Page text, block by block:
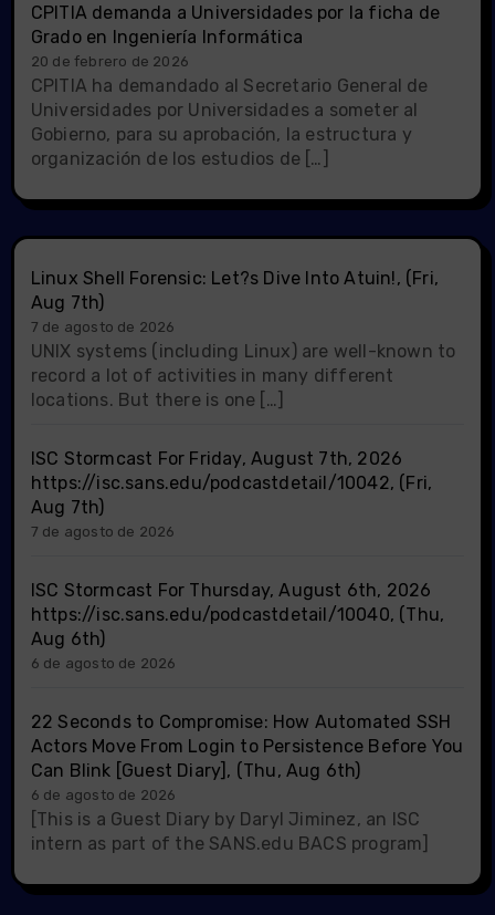
CPITIA demanda a Universidades por la ficha de
Grado en Ingeniería Informática
20 de febrero de 2026
CPITIA ha demandado al Secretario General de
Universidades por Universidades a someter al
Gobierno, para su aprobación, la estructura y
organización de los estudios de […]
Linux Shell Forensic: Let?s Dive Into Atuin!, (Fri,
Aug 7th)
7 de agosto de 2026
UNIX systems (including Linux) are well-known to
record a lot of activities in many different
locations. But there is one […]
ISC Stormcast For Friday, August 7th, 2026
https://isc.sans.edu/podcastdetail/10042, (Fri,
Aug 7th)
7 de agosto de 2026
ISC Stormcast For Thursday, August 6th, 2026
https://isc.sans.edu/podcastdetail/10040, (Thu,
Aug 6th)
6 de agosto de 2026
22 Seconds to Compromise: How Automated SSH
Actors Move From Login to Persistence Before You
Can Blink [Guest Diary], (Thu, Aug 6th)
6 de agosto de 2026
[This is a Guest Diary by Daryl Jiminez, an ISC
intern as part of the SANS.edu BACS program]